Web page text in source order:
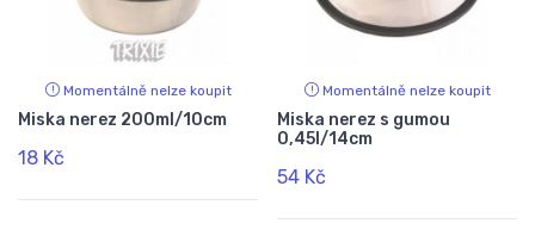
Momentálně nelze koupit
Miska nerez 200ml/10cm
18 Kč
Momentálně nelze koupit
Miska nerez s gumou
0,45l/14cm
54 Kč